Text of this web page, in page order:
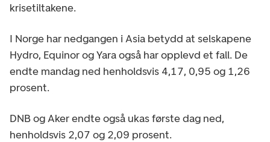
krisetiltakene.
I Norge har nedgangen i Asia betydd at selskapene
Hydro, Equinor og Yara også har opplevd et fall. De
endte mandag ned henholdsvis 4,17, 0,95 og 1,26
prosent.
DNB og Aker endte også ukas første dag ned,
henholdsvis 2,07 og 2,09 prosent.